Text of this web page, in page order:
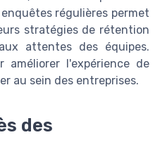
régulières permet
stratégies de rétention
attentes des équipes.
l'expérience de
au sein des entreprises.
des